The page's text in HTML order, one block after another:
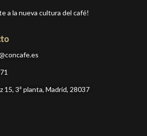
a la nueva cultura del café!
15, 3ª planta, Madrid, 28037